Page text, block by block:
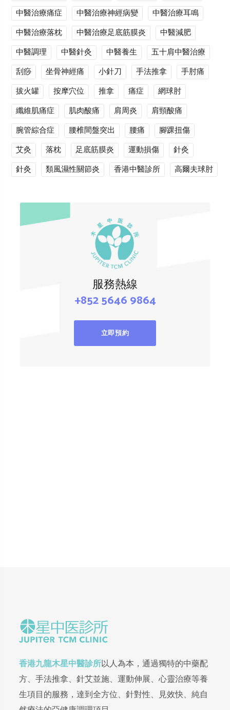
中醫治療痛症
中醫治療神經病變
中醫治療耳鳴
中醫治療落枕
中醫治療足底筋膜炎
中醫減肥
中醫調理
中醫針灸 中醫養生
五十肩中醫治療
刮痧
坐骨神經痛 小針刀 手法推拿
手肘痛
拔火罐
按摩穴位 推拿 痛症
網球肘
纖維肌痛症
肌肉酸痛 肩周炎
肩頸酸痛
腕管綜合症
腰椎間盤突出 腰痛
腳踝扭傷
艾灸
落枕 足底筋膜炎 運動損傷
針灸
針灸
類風濕性關節炎 香港中醫診所 高爾夫球肘
服務熱線
+852 5646 9864
立即預約
香港九龍木星中醫診所以人為本，通過獨特的中藥配
方、手法推拿、針艾並施、運動伸展、心靈治療等養
生項目的服務，達到全方位、針對性、見效快、純自